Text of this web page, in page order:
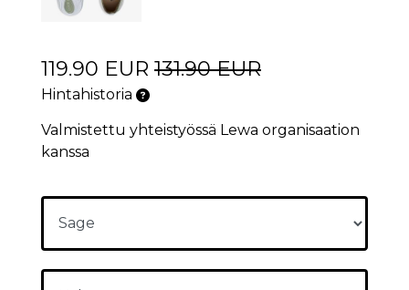
119.90 EUR 131.90 EUR
Hintahistoria
Valmistettu yhteistyössä Lewa organisaation
kanssa